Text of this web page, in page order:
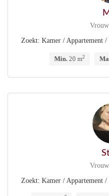
Zoekt: Kamer / Appartement
Min.20 m2
Zoekt: Kamer / Appartement